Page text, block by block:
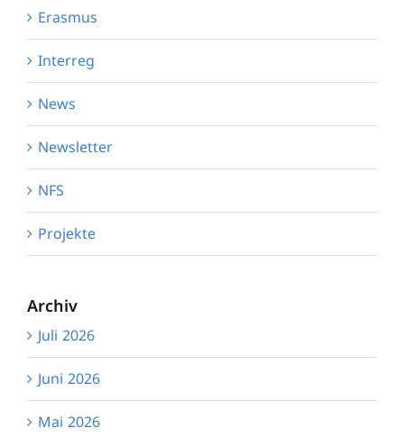
Erasmus
Interreg
News
Newsletter
NFS
Projekte
Archiv
Juli 2026
Juni 2026
Mai 2026